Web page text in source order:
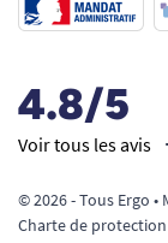
4.8/5
Voir tous les avis
© 2026 - Tous Ergo •
Charte de